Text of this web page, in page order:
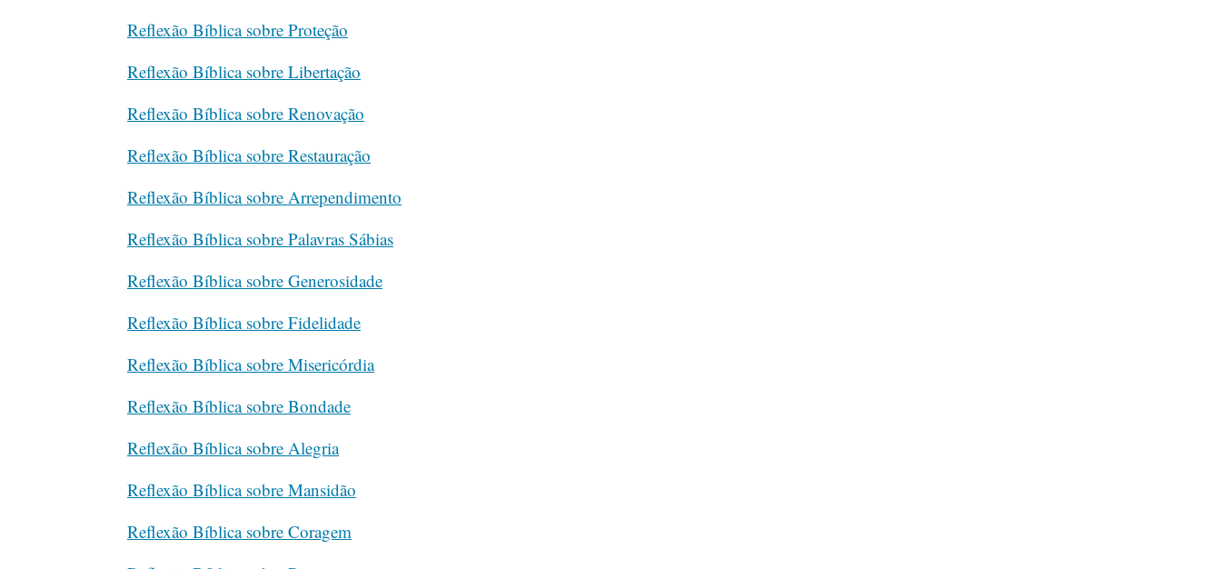
Reflexão Bíblica sobre Proteção
Reflexão Bíblica sobre Libertação
Reflexão Bíblica sobre Renovação
Reflexão Bíblica sobre Restauração
Reflexão Bíblica sobre Arrependimento
Reflexão Bíblica sobre Palavras Sábias
Reflexão Bíblica sobre Generosidade
Reflexão Bíblica sobre Fidelidade
Reflexão Bíblica sobre Misericórdia
Reflexão Bíblica sobre Bondade
Reflexão Bíblica sobre Alegria
Reflexão Bíblica sobre Mansidão
Reflexão Bíblica sobre Coragem